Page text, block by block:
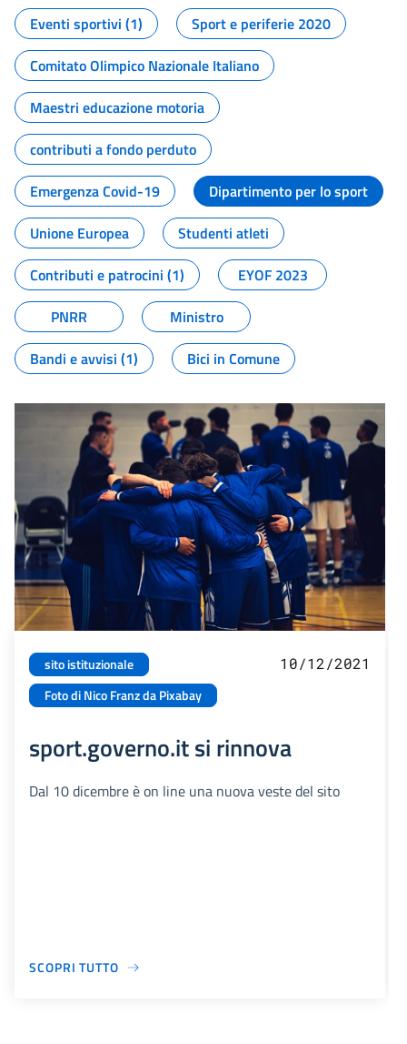
Eventi sportivi (1)
Sport e periferie 2020
Comitato Olimpico Nazionale Italiano
Maestri educazione motoria
contributi a fondo perduto
Emergenza Covid-19
Dipartimento per lo sport
Unione Europea
Studenti atleti
Contributi e patrocini (1)
EYOF 2023
PNRR
Ministro
Bandi e avvisi (1)
Bici in Comune
sito istituzionale
Foto di Nico Franz da Pixabay
10/12/2021
sport.governo.it si rinnova
Dal 10 dicembre è on line una nuova veste del sito
SCOPRI TUTTO